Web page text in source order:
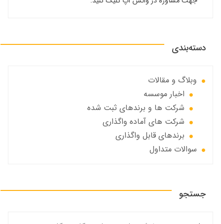
دسته‌بندی
وبلاگ و مقالات
اخبار موسسه
شرکت ها و برندهای ثبت شده
شرکت های آماده واگذاری
برندهای قابل واگذاری
سوالات متداول
جستجو